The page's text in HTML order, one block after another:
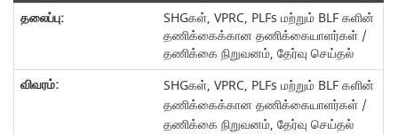
SHGகள், VPRC, PLFs மற்றும் BLF களின்
தணிக்கைக்கான தணிக்கையாளர்கள் /
தணிக்கை நிறுவனம், தேர்வு செய்தல்
SHGகள், VPRC, PLFs மற்றும் BLF களின்
தணிக்கைக்கான தணிக்கையாளர்கள் /
தணிக்கை நிறுவனம், தேர்வு செய்தல்